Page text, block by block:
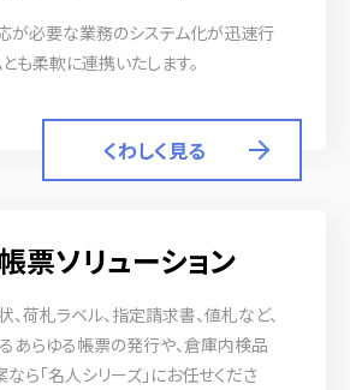
が必要な業務のシステム化が迅速行
も柔軟に連携いたします。
くわしく見る
票ソリューション
荷札ラベル、指定請求書、値札など、
あらゆる帳票の発行や、倉庫内検品
ら「名人シリーズ」にお任せくださ